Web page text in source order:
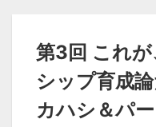
第3回 これ
シップ育成
カハシ＆パ